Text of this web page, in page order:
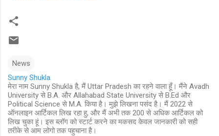
News
Sunny Shukla
मेरा नाम Sunny Shukla है, मैं Uttar Pradesh का रहने वाला हूँ। मैंने Avadh
University से B.A. और Allahabad State University से B.Ed और
Political Science से M.A. किया है। मुझे लिखना पसंद है। मैं 2022 से
ऑनलाइन आर्टिकल लिख रहा हु, और मैं अभी तक 200 से अधिक आर्टिकल को
लिख चुका हूं। इस ब्लॉग को स्टार्ट करने का मकसद केवल जानकारी को सही
तरीके से आम लोगो तक पहुचाना है।